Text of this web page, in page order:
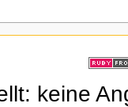
keine